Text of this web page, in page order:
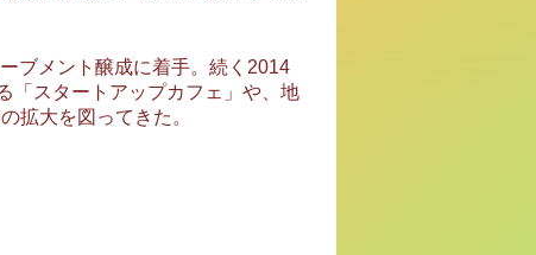
ブメント醸成に着手。続く2014
「スタートアップカフェ」や、地
拡大を図ってきた。